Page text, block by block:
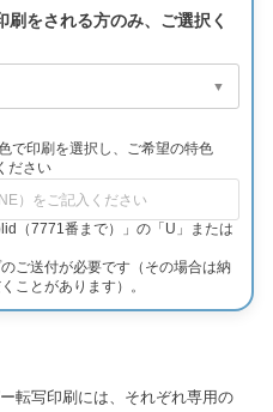
刷をされる方のみ、ご選択く
で印刷を選択し、ご希望の特色
ださい
（7771番まで）」の「U」または
ご送付が必要です（その場合は納
ことがあります）。
転写印刷には、それぞれ専用の